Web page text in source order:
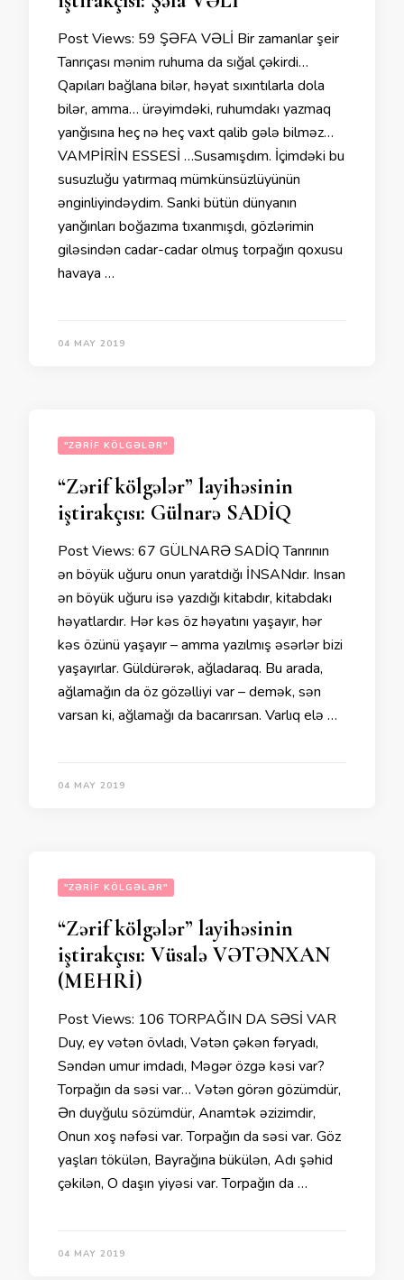
Post Views: 59 ŞƏFA VƏLİ Bir zamanlar şeir
Tanrıçası mənim ruhuma da sığal çəkirdi…
Qapıları bağlana bilər, həyat sıxıntılarla dola
bilər, amma… ürəyimdəki, ruhumdakı yazmaq
yanğısına heç nə heç vaxt qalib gələ bilməz…
VAMPİRİN ESSESİ …Susamışdım. İçimdəki bu
susuzluğu yatırmaq mümkünsüzlüyünün
ənginliyindəydim. Sanki bütün dünyanın
yanğınları boğazıma tıxanmışdı, gözlərimin
giləsindən cadar-cadar olmuş torpağın qoxusu
havaya …
04 MAY 2019
"ZƏRIF KÖLGƏLƏR"
“Zərif kölgələr” layihəsinin
iştirakçısı: Gülnarə SADİQ
Post Views: 67 GÜLNARƏ SADİQ Tanrının
ən böyük uğuru onun yaratdığı İNSANdır. Insan
ən böyük uğuru isə yazdığı kitabdır, kitabdakı
həyatlardır. Hər kəs öz həyatını yaşayır, hər
kəs özünü yaşayır – amma yazılmış əsərlər bizi
yaşayırlar. Güldürərək, ağladaraq. Bu arada,
ağlamağın da öz gözəlliyi var – demək, sən
varsan ki, ağlamağı da bacarırsan. Varlıq elə …
04 MAY 2019
"ZƏRIF KÖLGƏLƏR"
“Zərif kölgələr” layihəsinin
iştirakçısı: Vüsalə VƏTƏNXAN
(MEHRİ)
Post Views: 106 TORPAĞIN DA SƏSİ VAR
Duy, ey vətən övladı, Vətən çəkən fəryadı,
Səndən umur imdadı, Məgər özgə kəsi var?
Torpağın da səsi var… Vətən görən gözümdür,
Ən duyğulu sözümdür, Anamtək əzizimdir,
Onun xoş nəfəsi var. Torpağın da səsi var. Göz
yaşları tökülən, Bayrağına bükülən, Adı şəhid
çəkilən, O daşın yiyəsi var. Torpağın da …
04 MAY 2019